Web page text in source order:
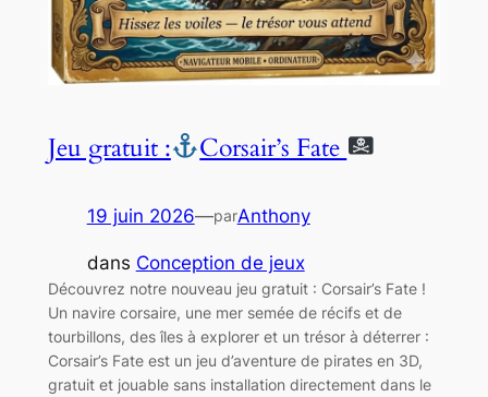
Jeu gratuit : Corsair’s Fate
19 juin 2026—parAnthony
dans Conception de jeux
Découvrez notre nouveau jeu gratuit : Corsair’s Fate !
Un navire corsaire, une mer semée de récifs et de
tourbillons, des îles à explorer et un trésor à déterrer :
Corsair’s Fate est un jeu d’aventure de pirates en 3D,
gratuit et jouable sans installation directement dans le